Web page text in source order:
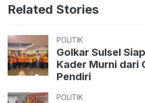
Related Stories
POLITIK
Golkar Sulsel
Kader Murni dari
Pendiri
POLITIK